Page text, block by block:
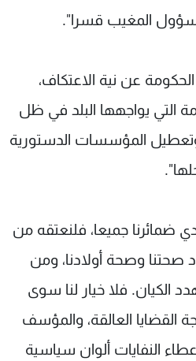
المغيب قسرا".
عن نية الاعتكاف،
التي يواجهها البلد في ظل
المؤسسات الدستورية
ضمائرنا جميعا، فلنعتقه من
صحتنا وصحة أولادنا، ومن
الكيان. فلا خيار لنا سوى
القضايا العالقة، والمؤسف
النفايات ألوان سياسية